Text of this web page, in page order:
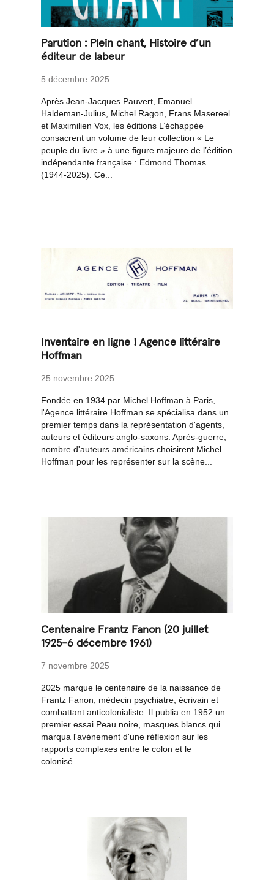
Parution : Plein chant, Histoire d’un
éditeur de labeur
5 décembre 2025
Après Jean-Jacques Pauvert, Emanuel
Haldeman-Julius, Michel Ragon, Frans Masereel
et Maximilien Vox, les éditions L’échappée
consacrent un volume de leur collection « Le
peuple du livre » à une figure majeure de l’édition
indépendante française : Edmond Thomas
(1944-2025). Ce...
Inventaire en ligne ! Agence littéraire
Hoffman
25 novembre 2025
Fondée en 1934 par Michel Hoffman à Paris,
l'Agence littéraire Hoffman se spécialisa dans un
premier temps dans la représentation d'agents,
auteurs et éditeurs anglo-saxons. Après-guerre,
nombre d'auteurs américains choisirent Michel
Hoffman pour les représenter sur la scène...
Centenaire Frantz Fanon (20 juillet
1925-6 décembre 1961)
7 novembre 2025
2025 marque le centenaire de la naissance de
Frantz Fanon, médecin psychiatre, écrivain et
combattant anticolonialiste. Il publia en 1952 un
premier essai Peau noire, masques blancs qui
marqua l'avènement d'une réflexion sur les
rapports complexes entre le colon et le
colonisé....